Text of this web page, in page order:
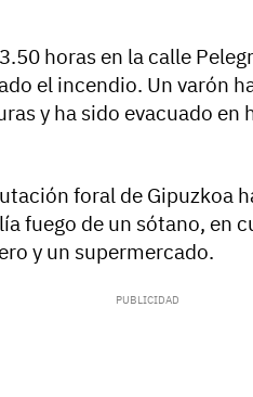
horas en la calle
el incendio. Un varón
y ha sido evacuado
foral de Gipuzkoa
fuego de un sótano, en
y un supermercado.